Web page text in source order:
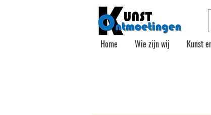
Home Wie zijn wij Kunst